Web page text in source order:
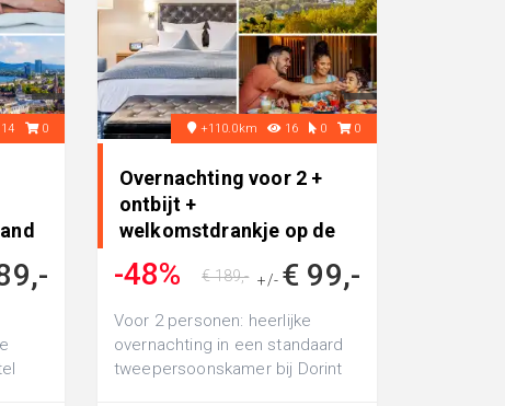
14 0 +110.0km 16 0 0
Overnachting voor 2 +
ontbijt +
welkomstdrankje op de
Venusberg in Bon..
-48% +/- € 99,-
€ 189,-
Voor 2 personen: heerlijke
overnachting in een standaard
tweepersoonskamer bij Dorint